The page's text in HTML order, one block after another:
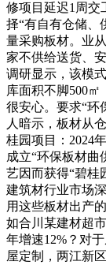
修项目延迟1周交
择“有自有仓储、
量采购板材。业
家不供给送货、
调研显示，该模
库面积不脚500㎡
很安心。要求“环
人暗示，板材从
桂园项目：2024
成立“环保板材曲
艺因而获得“碧桂
建筑材行业市场
用这些板材出产
如合川某建材超
年增速12%？对
屋定制，两江新